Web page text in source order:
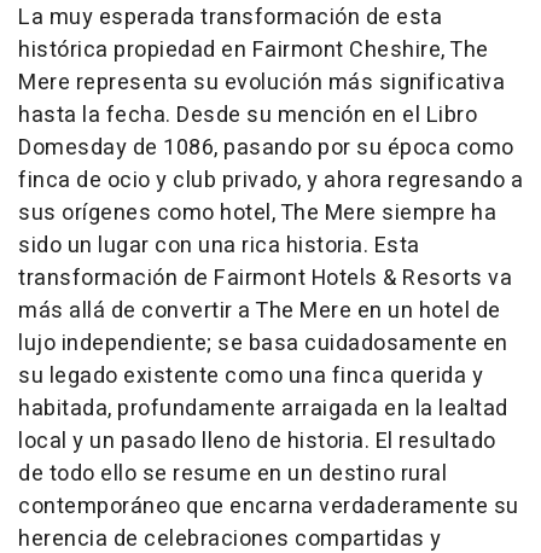
La muy esperada transformación de esta
histórica propiedad en Fairmont Cheshire, The
Mere representa su evolución más significativa
hasta la fecha. Desde su mención en el Libro
Domesday de 1086, pasando por su época como
finca de ocio y club privado, y ahora regresando a
sus orígenes como hotel, The Mere siempre ha
sido un lugar con una rica historia. Esta
transformación de Fairmont Hotels & Resorts va
más allá de convertir a The Mere en un hotel de
lujo independiente; se basa cuidadosamente en
su legado existente como una finca querida y
habitada, profundamente arraigada en la lealtad
local y un pasado lleno de historia. El resultado
de todo ello se resume en un destino rural
contemporáneo que encarna verdaderamente su
herencia de celebraciones compartidas y